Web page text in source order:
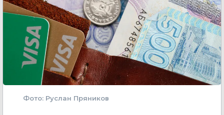
Фото: Руслан Пряников